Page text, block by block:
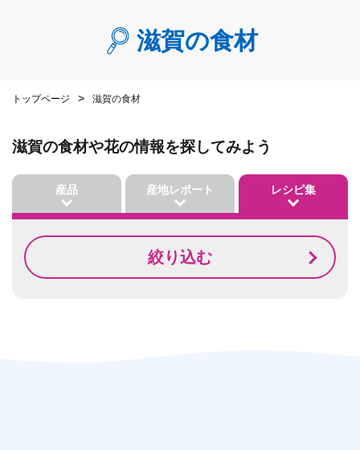
滋賀の食材
トップページ 滋賀の食材
滋賀の食材や花の情報を探してみよう
産品 産地レポート レシピ集
絞り込む